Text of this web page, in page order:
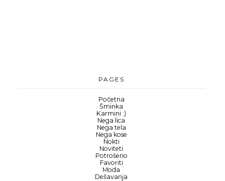
PAGES
Početna
Šminka
Karmini :)
Nega lica
Nega tela
Nega kose
Nokti
Noviteti
Potrošeno
Favoriti
Moda
Dešavanja